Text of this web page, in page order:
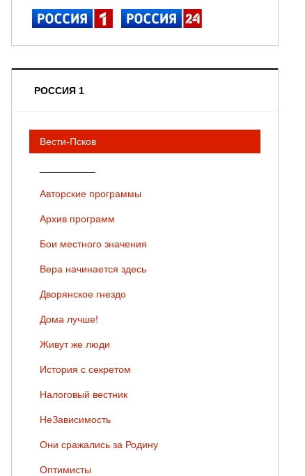
РОССИЯ 1
Вести-Псков
Авторские программы
Архив программ
Бои местного значения
Вера начинается здесь
Дворянское гнездо
Дома лучше!
Живут же люди
История с секретом
Налоговый вестник
НеЗависимость
Они сражались за Родину
Оптимисты